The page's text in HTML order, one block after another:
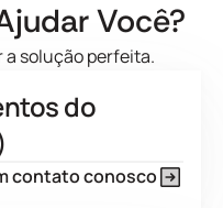
Você?
solução perfeita.
do
contato conosco